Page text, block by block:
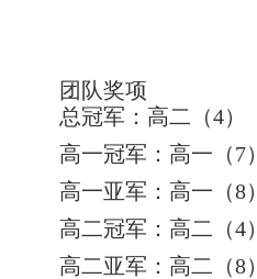
团队奖项
总冠军：高二（4）
高一冠军：高一（7）
高一亚军：高一（8）
高二冠军：高二（4）
高二亚军：高二（8）